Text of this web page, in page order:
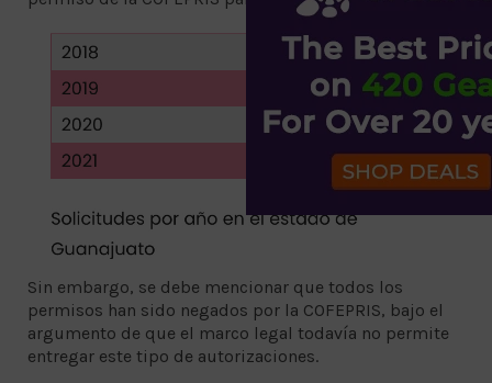
Sin embargo, se debe mencionar que todos los
permisos han sido negados por la COFEPRIS, bajo el
argumento de que el marco legal todavía no permite
entregar este tipo de autorizaciones.